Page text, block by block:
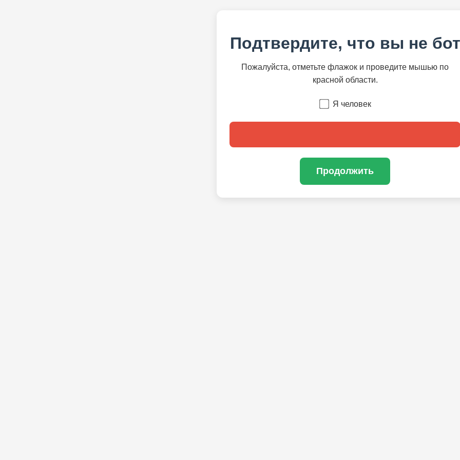
Подтвердите, что вы не бот
Пожалуйста, отметьте флажок и проведите мышью по
красной области.
Я человек
Продолжить